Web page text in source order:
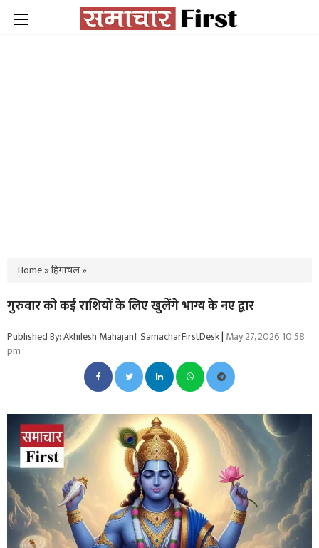
Home»हिमाचल»
गुरुवार को कई राशियों के लिए खुलेंगे भाग्य के नए द्वार
Published By: Akhilesh Mahajan। SamacharFirstDesk| May 27, 2026 10:58
pm